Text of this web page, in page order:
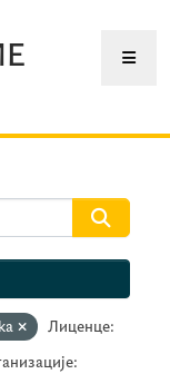
Лиценце: